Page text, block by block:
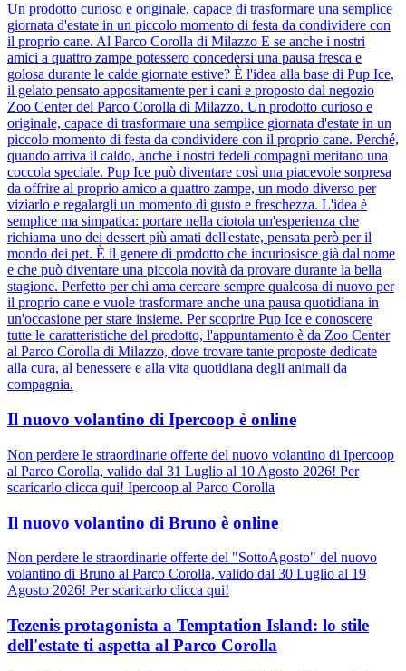
Un prodotto curioso e originale, capace di trasformare una semplice
giornata d'estate in un piccolo momento di festa da condividere con
il proprio cane. Al Parco Corolla di Milazzo E se anche i nostri
amici a quattro zampe potessero concedersi una pausa fresca e
golosa durante le calde giornate estive? È l'idea alla base di Pup Ice,
il gelato pensato appositamente per i cani e proposto dal negozio
Zoo Center del Parco Corolla di Milazzo. Un prodotto curioso e
originale, capace di trasformare una semplice giornata d'estate in un
piccolo momento di festa da condividere con il proprio cane. Perché,
quando arriva il caldo, anche i nostri fedeli compagni meritano una
coccola speciale. Pup Ice può diventare così una piacevole sorpresa
da offrire al proprio amico a quattro zampe, un modo diverso per
viziarlo e regalargli un momento di gusto e freschezza. L'idea è
semplice ma simpatica: portare nella ciotola un'esperienza che
richiama uno dei dessert più amati dell'estate, pensata però per il
mondo dei pet. È il genere di prodotto che incuriosisce già dal nome
e che può diventare una piccola novità da provare durante la bella
stagione. Perfetto per chi ama cercare sempre qualcosa di nuovo per
il proprio cane e vuole trasformare anche una pausa quotidiana in
un'occasione per stare insieme. Per scoprire Pup Ice e conoscere
tutte le caratteristiche del prodotto, l'appuntamento è da Zoo Center
al Parco Corolla di Milazzo, dove trovare tante proposte dedicate
alla cura, al benessere e alla vita quotidiana degli animali da
compagnia.
Il nuovo volantino di Ipercoop è online
Non perdere le straordinarie offerte del nuovo volantino di Ipercoop
al Parco Corolla, valido dal 31 Luglio al 10 Agosto 2026! Per
scaricarlo clicca qui! Ipercoop al Parco Corolla
Il nuovo volantino di Bruno è online
Non perdere le straordinarie offerte del "SottoAgosto" del nuovo
volantino di Bruno al Parco Corolla, valido dal 30 Luglio al 19
Agosto 2026! Per scaricarlo clicca qui!
Tezenis protagonista a Temptation Island: lo stile
dell'estate ti aspetta al Parco Corolla